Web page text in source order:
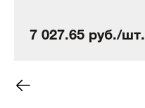
7 027.65 руб./шт.